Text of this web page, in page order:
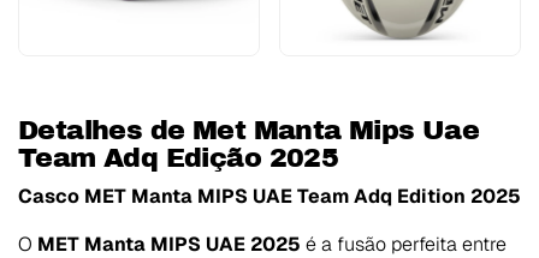
Detalhes de Met Manta Mips Uae
Team Adq Edição 2025
Casco MET Manta MIPS UAE Team Adq Edition 2025
O MET Manta MIPS UAE 2025 é a fusão perfeita entre